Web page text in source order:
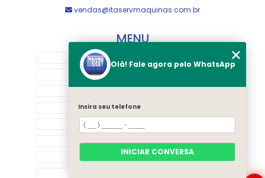
vendas@itaservmaquinas.com.br
MENU
MANUTENÇÃO E USINAGEM
LOJA
EQUIPAMENTOS
RASTREAMENTO
CONTATO
Olá! Fale agora pelo WhatsApp
Insira seu telefone
INICIAR CONVERSA